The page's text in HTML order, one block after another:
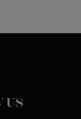
US